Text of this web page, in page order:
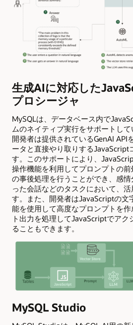
生成AIに対応した
プロシージャ
MySQLは、データベース内で
ムのネイティブ実行をサポートして
開発者は提供されているGenAI API
ータと直接やり取りするJavaScript
す。このサポートにより、
操作機能を利用してプロンプトの
の事後処理を行うことができ、感
った会話などのタスクにおいて、
す。また、開発者はJavaScriptの文
能を使用して高度なプロンプトを
ト出力を処理してJavaScriptでアク
ることもできます。
MySQL Studio